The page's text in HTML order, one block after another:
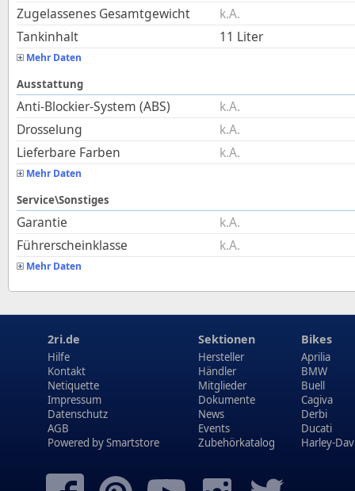
Zugelassenes Gesamtgewicht
k.A.
Tankinhalt
11 Liter
Mehr Daten
Ausstattung
Anti-Blockier-System (ABS)
k.A.
Drosselung
k.A.
Lieferbare Farben
k.A.
Mehr Daten
Service\Sonstiges
Garantie
k.A.
Führerscheinklasse
k.A.
Mehr Daten
2ri.de
Hilfe
Kontakt
Netiquette
Impressum
Datenschutz
AGB
Powered bySmartstore
Sektionen
Hersteller
Händler
Mitglieder
Dokumente
News
Events
Zubehörkatalog
Bikes
Aprilia
BMW
Buell
Cagiva
Derbi
Ducati
Harley-